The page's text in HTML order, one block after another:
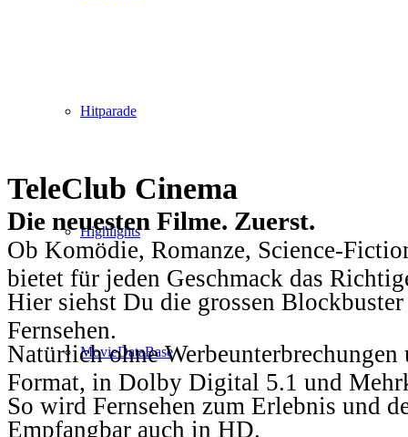
Hitparade
Highlights
MovieDataBase
TeleClub Cinema
Die neuesten Filme. Zuerst.
Ob Komödie, Romanze, Science-
bietet für jeden Geschmack das
Hier siehst Du die grossen
Fernsehen.
Natürlich ohne
Format, in Dolby Digital 5.1 und
So wird Fernsehen zum Erlebnis und
Empfangbar auch in HD.